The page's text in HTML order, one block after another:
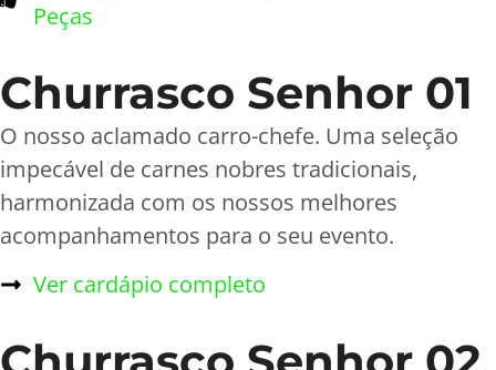
Peças
Churrasco Senhor 01
O nosso aclamado carro-chefe. Uma seleção
impecável de carnes nobres tradicionais,
harmonizada com os nossos melhores
acompanhamentos para o seu evento.
Ver cardápio completo